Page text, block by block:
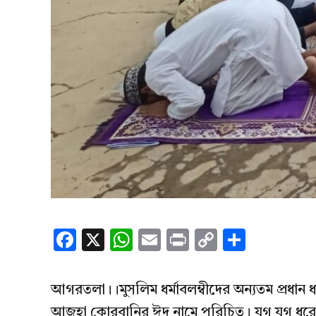
Facebook
X WhatsApp
EmailPrintCopy
আগরতলা।।মুসলিম ধর্মাবলম্বীদের অন্যতম
আজহা কোরবানির ঈদ নামে পরিচিত। যুগ যুগ